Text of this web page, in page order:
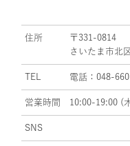
住所
〒331-0814
さいたま市北
TEL 電話：048-
営業時間 10:00-19:00 (
SNS